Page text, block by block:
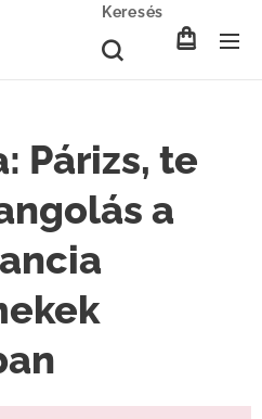
Keresés
Párizs, te
a